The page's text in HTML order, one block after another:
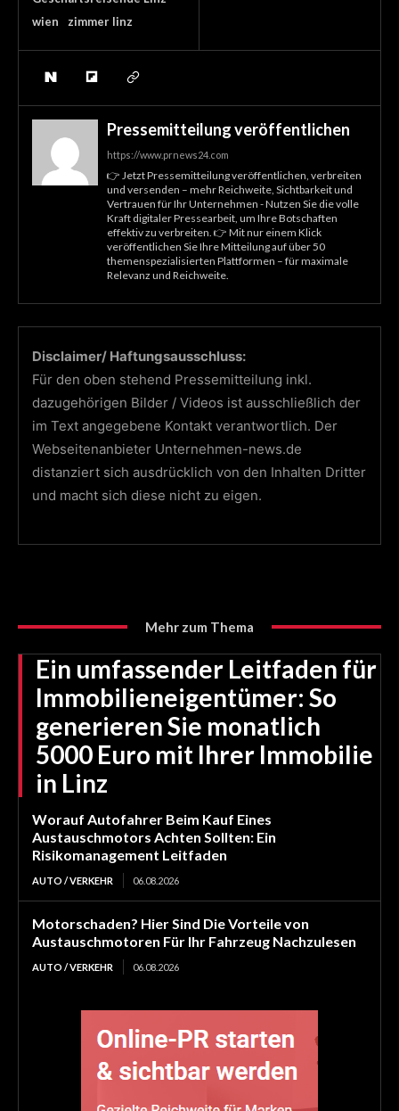
wien
zimmer linz
Pressemitteilung veröffentlichen
https://www.prnews24.com
👉 Jetzt Pressemitteilung veröffentlichen, verbreiten
und versenden – mehr Reichweite, Sichtbarkeit und
Vertrauen für Ihr Unternehmen - Nutzen Sie die volle
Kraft digitaler Pressearbeit, um Ihre Botschaften
effektiv zu verbreiten. 👉 Mit nur einem Klick
veröffentlichen Sie Ihre Mitteilung auf über 50
themenspezialisierten Plattformen – für maximale
Relevanz und Reichweite.
Disclaimer/ Haftungsausschluss:
Für den oben stehend Pressemitteilung inkl.
dazugehörigen Bilder / Videos ist ausschließlich der
im Text angegebene Kontakt verantwortlich. Der
Webseitenanbieter Unternehmen-news.de
distanziert sich ausdrücklich von den Inhalten Dritter
und macht sich diese nicht zu eigen.
Mehr zum Thema
Ein umfassender Leitfaden für
Immobilieneigentümer: So
generieren Sie monatlich
5000 Euro mit Ihrer Immobilie
in Linz
Worauf Autofahrer Beim Kauf Eines
Austauschmotors Achten Sollten: Ein
Risikomanagement Leitfaden
AUTO / VERKEHR 06.08.2026
Motorschaden? Hier Sind Die Vorteile von
Austauschmotoren Für Ihr Fahrzeug Nachzulesen
AUTO / VERKEHR 06.08.2026